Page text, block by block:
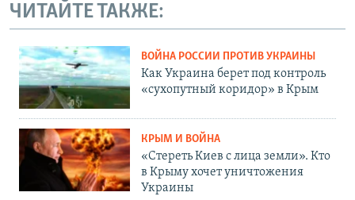
ЧИТАЙТЕ ТАКЖЕ:
ВОЙНА РОССИИ ПРОТИВ УКРАИНЫ
Как Украина берет под контроль
«сухопутный коридор» в Крым
КРЫМ И ВОЙНА
«Стереть Киев с лица земли». Кто
в Крыму хочет уничтожения
Украины